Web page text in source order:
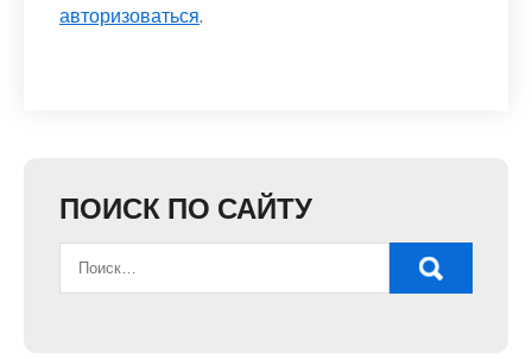
авторизоваться.
ПОИСК ПО САЙТУ